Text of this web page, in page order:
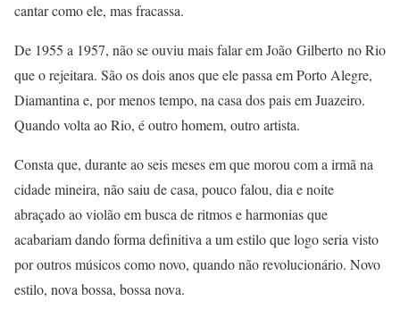
cantar como ele, mas fracassa.
De 1955 a 1957, não se ouviu mais falar em João Gilberto no Rio
que o rejeitara. São os dois anos que ele passa em Porto Alegre,
Diamantina e, por menos tempo, na casa dos pais em Juazeiro.
Quando volta ao Rio, é outro homem, outro artista.
Consta que, durante ao seis meses em que morou com a irmã na
cidade mineira, não saiu de casa, pouco falou, dia e noite
abraçado ao violão em busca de ritmos e harmonias que
acabariam dando forma definitiva a um estilo que logo seria visto
por outros músicos como novo, quando não revolucionário. Novo
estilo, nova bossa, bossa nova.